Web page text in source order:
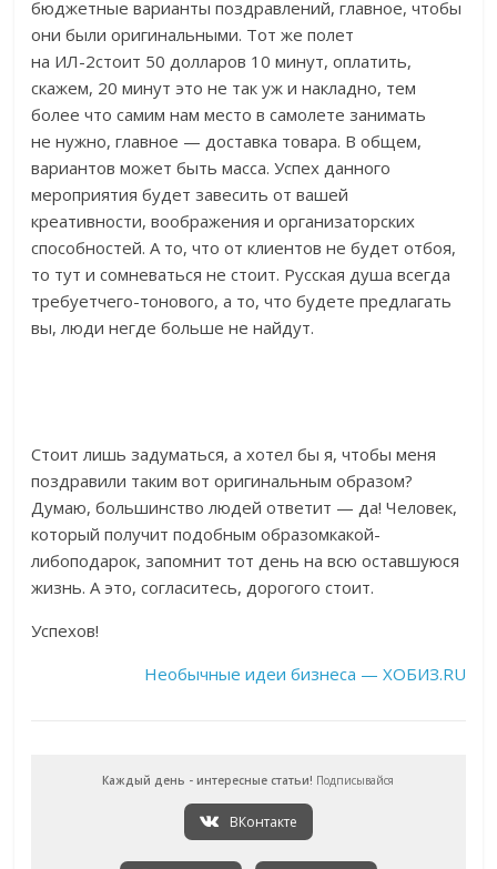
бюджетные варианты поздравлений, главное, чтобы
они были оригинальными. Тот же полет
на ИЛ-2стоит 50 долларов 10 минут, оплатить,
скажем, 20 минут это не так уж и накладно, тем
более что самим нам место в самолете занимать
не нужно, главное — доставка товара. В общем,
вариантов может быть масса. Успех данного
мероприятия будет завесить от вашей
креативности, воображения и организаторских
способностей. А то, что от клиентов не будет отбоя,
то тут и сомневаться не стоит. Русская душа всегда
требуетчего-тонового, а то, что будете предлагать
вы, люди негде больше не найдут.
Стоит лишь задуматься, а хотел бы я, чтобы меня
поздравили таким вот оригинальным образом?
Думаю, большинство людей ответит — да! Человек,
который получит подобным образомкакой-
либоподарок, запомнит тот день на всю оставшуюся
жизнь. А это, согласитесь, дорогого стоит.
Успехов!
Необычные идеи бизнеса — ХОБИЗ.RU
Каждый день - интересные статьи! Подписывайся
ВКонтакте